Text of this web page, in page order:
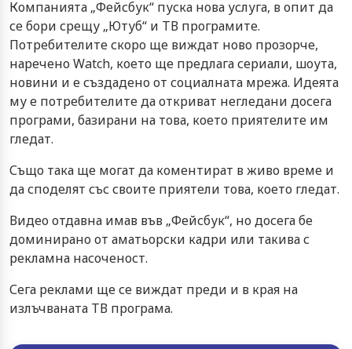
Компанията „Фейсбук“ пуска нова услуга, в опит да
се бори срещу „Ютуб“ и ТВ програмите.
Потребителите скоро ще виждат ново прозорче,
наречено Watch, което ще предлага сериали, шоута,
новини и е създадено от социалната мрежа. Идеята
му е потребителите да откриват негледани досега
програми, базирани на това, което приятелите им
гледат.
Също така ще могат да коментират в живо време и
да споделят със своите приятели това, което гледат.
Видео отдавна имав във „Фейсбук“, но досега бе
доминирано от аматьорски кадри или такива с
рекламна насоченост.
Сега реклами ще се виждат преди и в края на
излъчваната ТВ програма.